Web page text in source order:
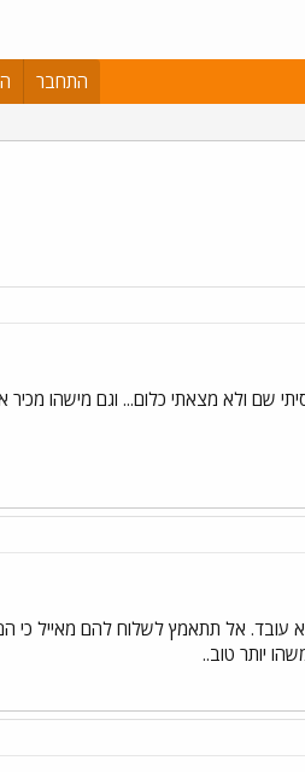
התחבר
שם ולא מצאתי כלום... וגם מישהו מכיר
50 איש ביום אחרת כמו שאמרת האתר לא עובד. אל תתאמץ לשלוח להם